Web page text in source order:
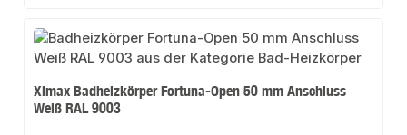
Ximax Badheizkörper Fortuna-Open 50 mm Anschluss
Weiß RAL 9003